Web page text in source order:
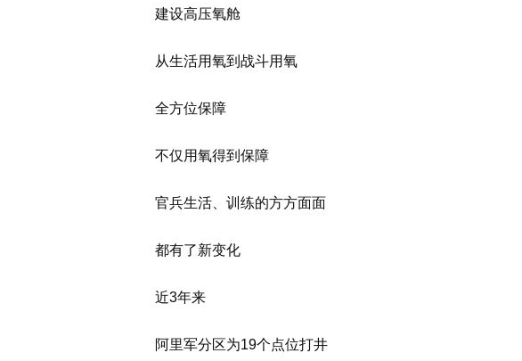
建设高压氧舱
从生活用氧到战斗用氧
全方位保障
不仅用氧得到保障
官兵生活、训练的方方面面
都有了新变化
近3年来
阿里军分区为19个点位打井